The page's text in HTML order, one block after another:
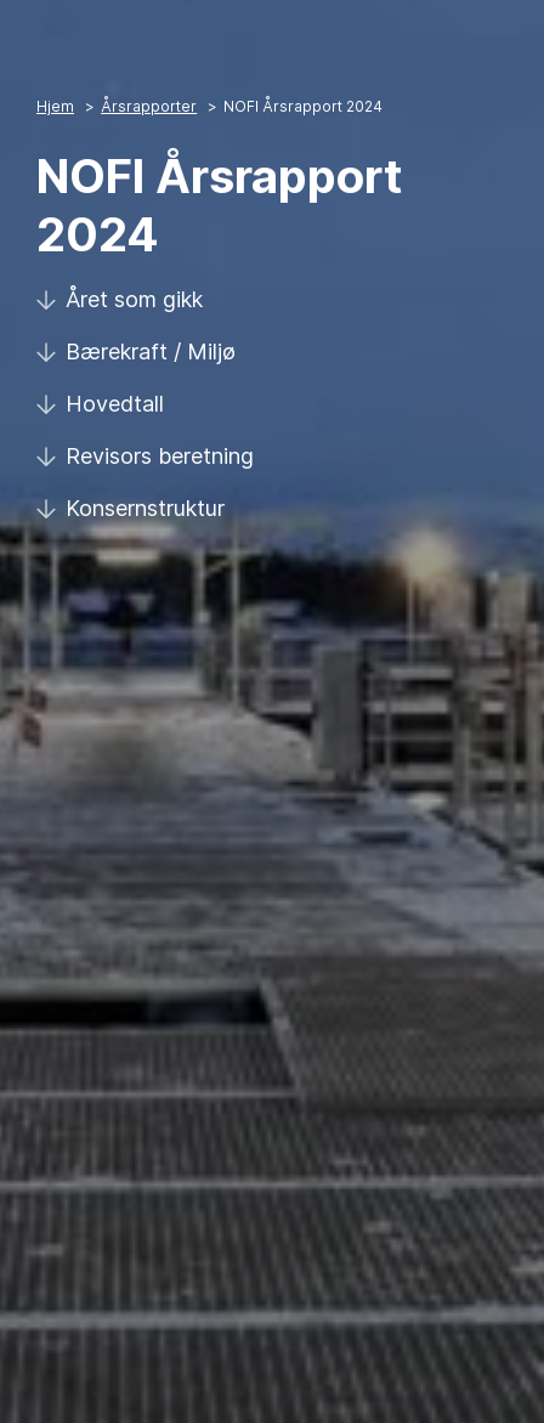
Hjem Årsrapporter NOFI Årsrapport 2024
NOFI Årsrapport
2024
Året som gikk
Bærekraft / Miljø
Hovedtall
Revisors beretning
Konsernstruktur